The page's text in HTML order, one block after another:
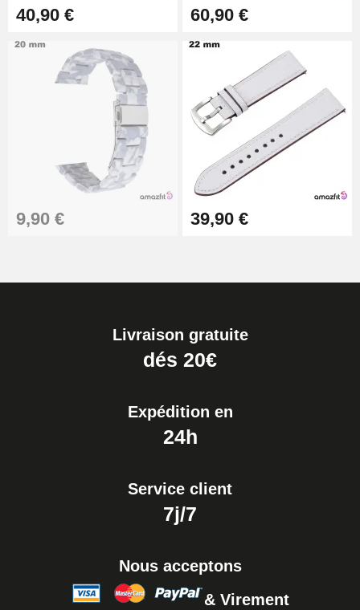
40,90 € 60,90 €
9,90 € 39,90 €
Livraison gratuite
dés 20€
Expédition en
24h
Service client
7j/7
Nous acceptons
& Virement